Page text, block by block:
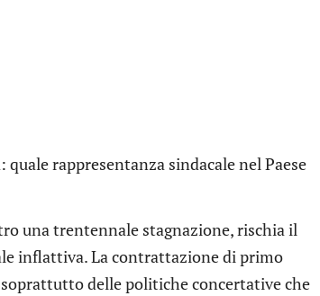
rappresentanza sindacale nel Paese
una trentennale stagnazione, rischia il
inflattiva. La contrattazione di primo
delle politiche concertative che